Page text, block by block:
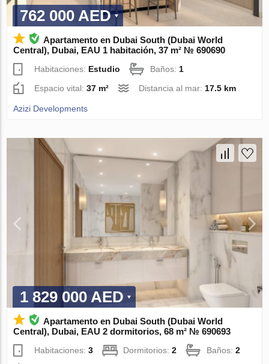
762 000 AED
Apartamento en Dubai South (Dubai World
Central), Dubai, EAU 1 habitación, 37 m² № 690690
Habitaciones: Estudio Baños: 1
Espacio vital:37 m² Distancia al mar: 17.5 km
Azizi Developments
1 829 000 AED
Apartamento en Dubai South (Dubai World
Central), Dubai, EAU 2 dormitorios, 68 m² № 690693
Habitaciones:3 Dormitorios:2 Baños:2